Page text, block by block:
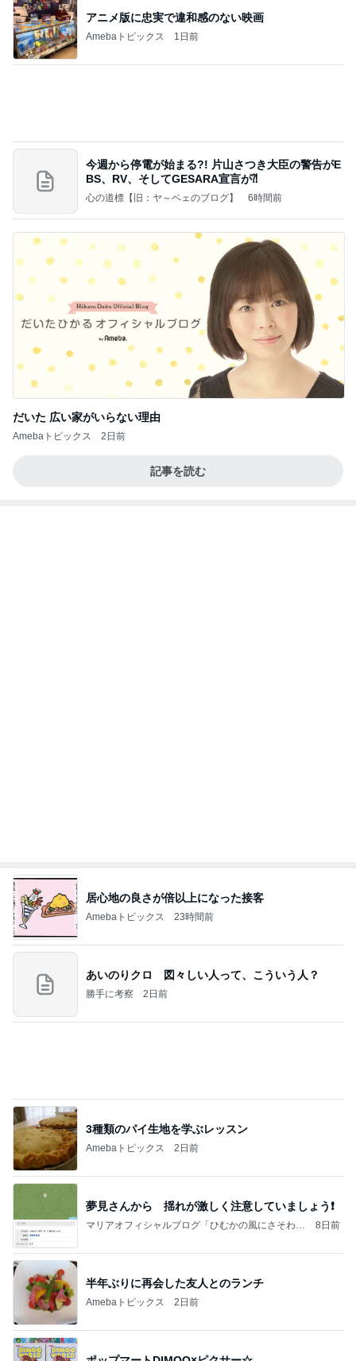
アニメ版に忠実で違和感のない映画
Amebaトピックス 1日前
今週から停電が始まる?! 片山さつき大臣の警告がE
BS、RV、そしてGESARA宣言が⁈
心の道標【旧：ヤ～ベェのブログ】 6時間前
だいた 広い家がいらない理由
Amebaトピックス 2日前
記事を読む
居心地の良さが倍以上になった接客
Amebaトピックス 23時間前
あいのりクロ 図々しい人って、こういう人？
勝手に考察 2日前
3種類のパイ生地を学ぶレッスン
Amebaトピックス 2日前
夢見さんから 揺れが激しく注意していましょう❗️
マリアオフィシャルブログ「ひむかの風にさそわれ
8日前
半年ぶりに再会した友人とのランチ
Amebaトピックス 2日前